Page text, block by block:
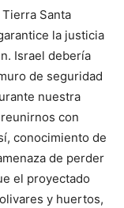
Santa
la justicia
Israel debería
de seguridad
nuestra
con
conocimiento de
de perder
el proyectado
y huertos,